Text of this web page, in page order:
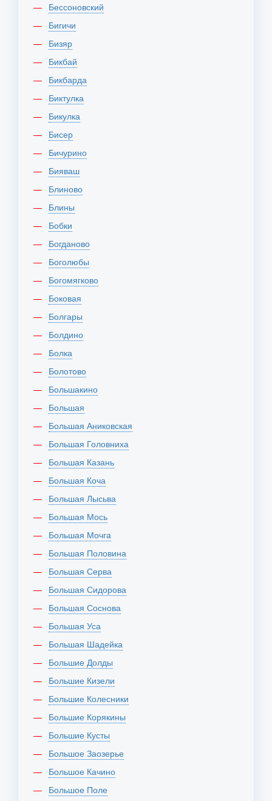
Бессоновский
Бигичи
Бизяр
Бикбай
Бикбарда
Биктулка
Бикулка
Бисер
Бичурино
Бияваш
Блиново
Блины
Бобки
Богданово
Боголюбы
Богомягково
Боковая
Болгары
Болдино
Болка
Болотово
Большакино
Большая
Большая Аниковская
Большая Головниха
Большая Казань
Большая Коча
Большая Лысьва
Большая Мось
Большая Мочга
Большая Половина
Большая Серва
Большая Сидорова
Большая Соснова
Большая Уса
Большая Шадейка
Большие Долды
Большие Кизели
Большие Колесники
Большие Корякины
Большие Кусты
Большое Заозерье
Большое Качино
Большое Поле